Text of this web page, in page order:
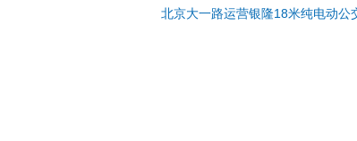
北京大一路运营银隆18米纯电动公